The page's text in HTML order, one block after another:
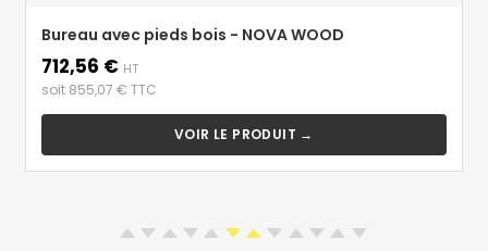
Bureau avec pieds bois - NOVA WOOD
Prix
712,56 € HT
soit 855,07 € TTC
VOIR LE PRODUIT →